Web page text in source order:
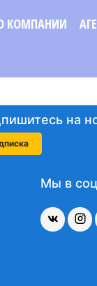
КОМПАНИИ
на
Мы в